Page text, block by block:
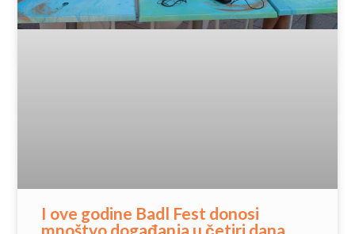
I ove godine Badl Fest donosi
mnoštvo događanja u četiri dana